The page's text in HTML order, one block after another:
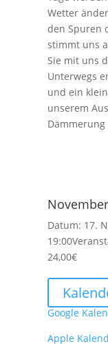
Wetter
den Spuren
stimmt uns
Sie mit uns
Unterwegs
und ein
unserem
Dämmerung
Datum: 17.
19:00
24,00€
Google
Apple